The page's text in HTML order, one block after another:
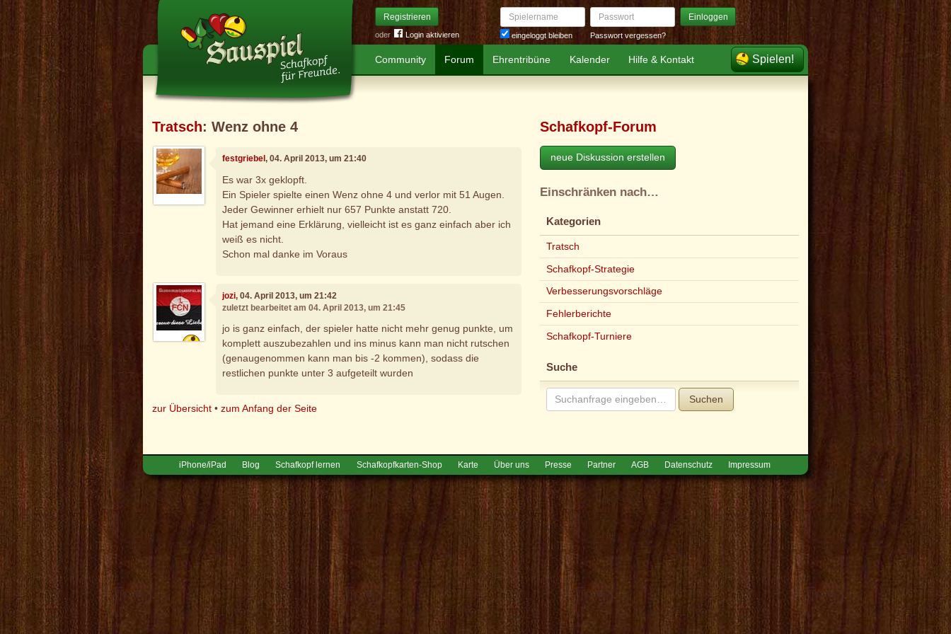
Registrieren
oder Login aktivieren
Spielername
eingeloggt bleiben
Passwort Einloggen
Passwort vergessen?
Community Forum Ehrentribüne Kalender Hilfe & Kontakt Spielen!
Tratsch: Wenz ohne 4
festgriebel, 04. April 2013, um 21:40
Es war 3x geklopft.
Ein Spieler spielte einen Wenz ohne 4 und verlor mit 51 Augen.
Jeder Gewinner erhielt nur 657 Punkte anstatt 720.
Hat jemand eine Erklärung, vielleicht ist es ganz einfach aber ich
weiß es nicht.
Schon mal danke im Voraus
jozi, 04. April 2013, um 21:42
zuletzt bearbeitet am 04. April 2013, um 21:45
jo is ganz einfach, der spieler hatte nicht mehr genug punkte, um
komplett auszubezahlen und ins minus kann man nicht rutschen
(genaugenommen kann man bis -2 kommen), sodass die
restlichen punkte unter 3 aufgeteilt wurden
zur Übersicht •zum Anfang der Seite
Schafkopf-Forum
neue Diskussion erstellen
Einschränken nach…
Kategorien
Tratsch
Schafkopf-Strategie
Verbesserungsvorschläge
Fehlerberichte
Schafkopf-Turniere
Suche
Suchen
iPhone/iPad Blog Schafkopf lernen Schafkopfkarten-Shop Karte Über uns Presse Partner AGB Datenschutz Impressum